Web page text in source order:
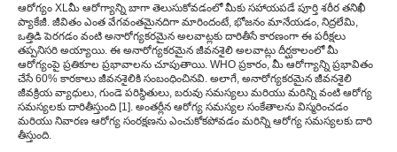
ఆరోగ్యం XLమీ ఆరోగ్యాన్ని బాగా తెలుసుకోవడంలో మీకు సహాయపడే పూర్తి శరీర తనిఖీ
ప్యాకేజీ. జీవితం ఎంత వేగవంతమైనదిగా మారిందంటే, భోజనం మానేయడం, నిద్రలేమి,
ఒత్తిడి పెరగడం వంటి అనారోగ్యకరమైన అలవాట్లకు దారితీసే కారణంగా ఈ పరీక్షలు
తప్పనిసరి అయ్యాయి. ఈ అనారోగ్యకరమైన జీవనశైలి అలవాట్లు దీర్ఘకాలంలో మీ
ఆరోగ్యంపై ప్రతికూల ప్రభావాలను చూపుతాయి. WHO ప్రకారం, మీ ఆరోగ్యాన్ని ప్రభావితం
చేసే 60% కారకాలు జీవనశైలికి సంబంధించినవి. అలాగే, అనారోగ్యకరమైన జీవనశైలి
జీవక్రియ వ్యాధులు, గుండె పరిస్థితులు, బరువు సమస్యలు మరియు మరిన్ని వంటి ఆరోగ్య
సమస్యలకు దారితీస్తుంది [1]. అంతర్లీన ఆరోగ్య సమస్యల సంకేతాలను విస్మరించడం
మరియు నివారణ ఆరోగ్య సంరక్షణను ఎంచుకోకపోవడం మరిన్ని ఆరోగ్య సమస్యలకు దారి
తీస్తుంది.